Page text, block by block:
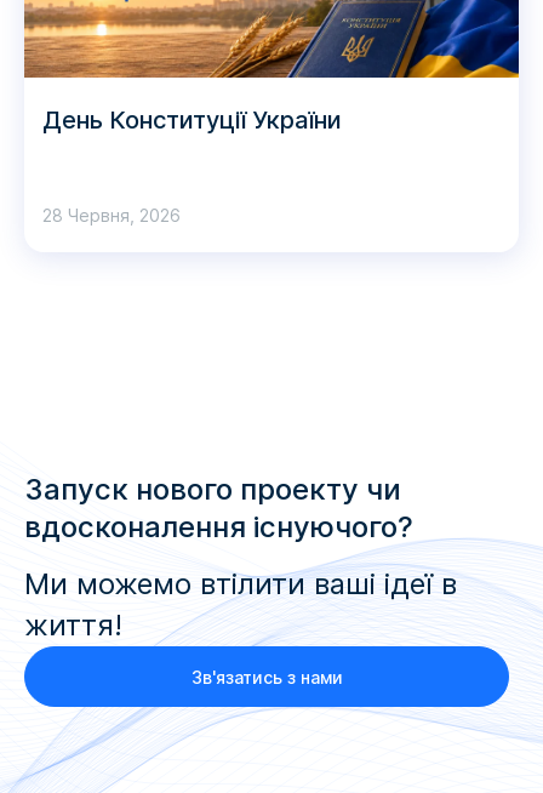
День Конституції України
28 Червня, 2026
Запуск нового проекту чи
вдосконалення існуючого?
Ми можемо втілити ваші ідеї в
життя!
Зв'язатись з нами